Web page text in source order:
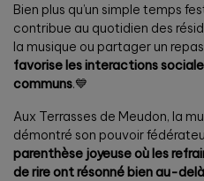
Bien plus qu’un simple temps
contribue au quotidien des
la musique ou partager un
favorise les interactions
communs.💙
Aux Terrasses de Meudon, la
démontré son pouvoir
parenthèse joyeuse où les
de rire ont résonné bien au-